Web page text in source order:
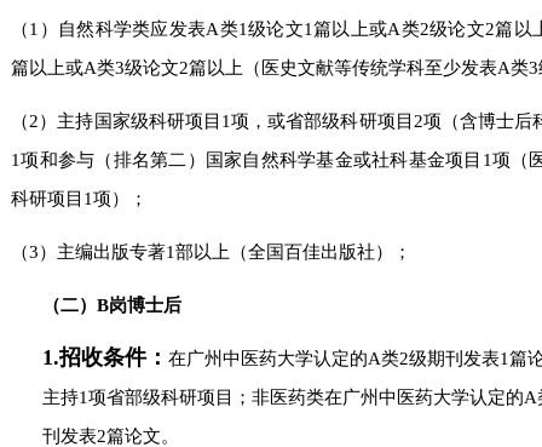
（1）自然科学类应发表A类1级论文1篇以上或A类2级论文2篇
篇以上或A类3级论文2篇以上（医史文献等传统学科至少发表A类
（2）主持国家级科研项目1项，或省部级科研项目2项（含博士
1项和参与（排名第二）国家自然科学基金或社科基金项目1项（
科研项目1项）；
（3）主编出版专著1部以上（全国百佳出版社）；
（二） B岗博士后
1.招收条件： 在广州中医药大学认定的A类2级期刊发表1篇
主持1项省部级科研项目；非医药类在广州中医药大学认定的
刊发表2篇论文。